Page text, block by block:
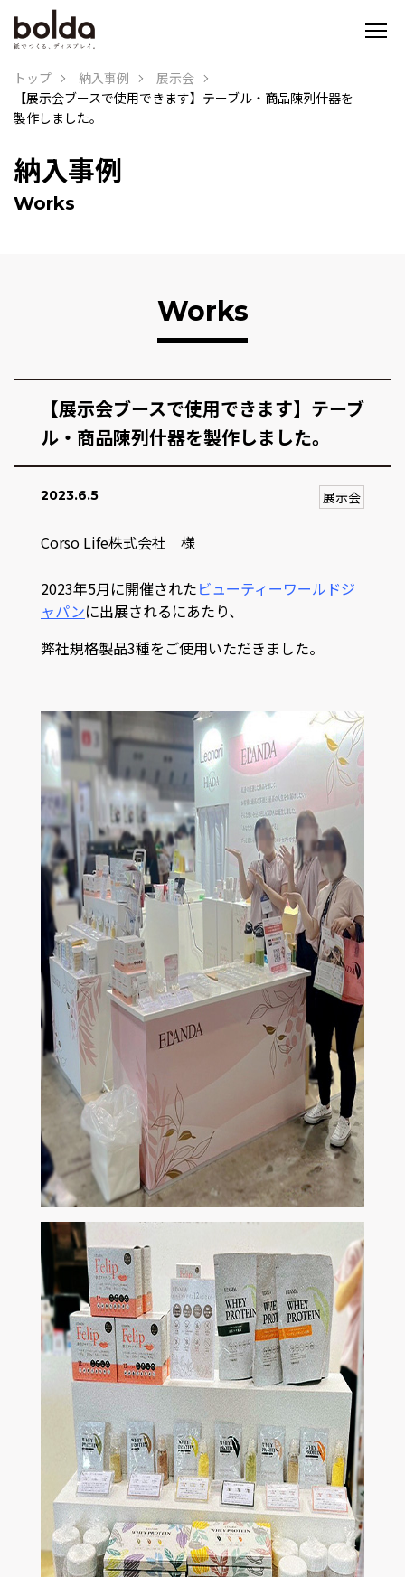
トップ 納入事例
展示会
【展示会ブースで使用できます】テーブル・商品陳列什器を
製作しました。
納入事例
Works
Works
【展示会ブースで使用できます】テーブ
ル・商品陳列什器を製作しました。
2023.6.5 展示会
Corso Life株式会社 様
2023年5月に開催されたビューティーワールドジ
ャパンに出展されるにあたり、
弊社規格製品3種をご使用いただきました。